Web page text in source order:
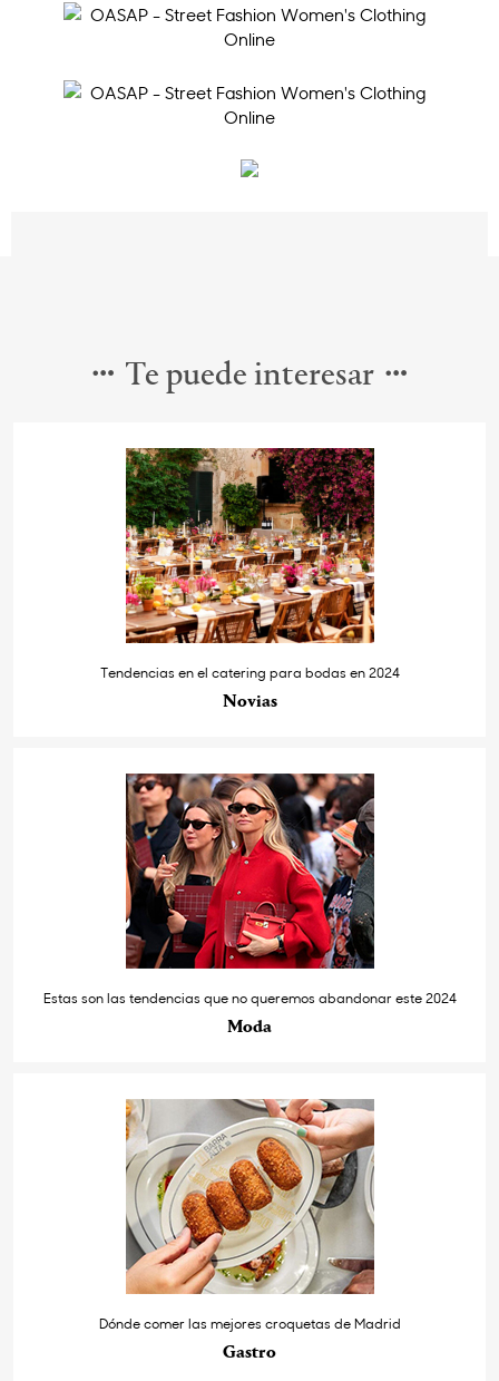
Te puede interesar
Tendencias en el catering para bodas en 2024
Novias
Estas son las tendencias que no queremos abandonar este 2024
Moda
Dónde comer las mejores croquetas de Madrid
Gastro